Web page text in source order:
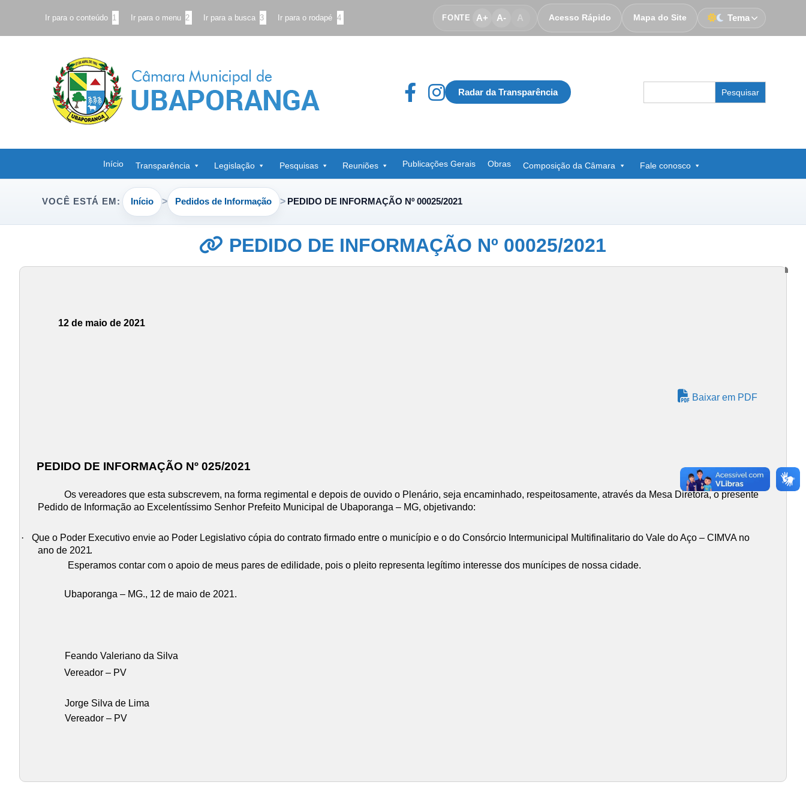
Ir para o conteúdo 1 Ir para o menu 2 Ir para a busca 3 Ir para o rodapé 4 FONTE A+ A- A Acesso Rápido Mapa do Site Tema
Radar da Transparência
for:
Início Transparência Legislação Pesquisas Reuniões Publicações Gerais Obras Composição da Câmara Fale conosco
VOCÊ ESTÁ EM: Início Pedidos de Informação PEDIDO DE INFORMAÇÃO Nº 00025/2021
PEDIDO DE INFORMAÇÃO Nº 00025/2021
12 de maio de 2021
Baixar em PDF
PEDIDO DE INFORMAÇÃO Nº 025/2021
Os vereadores que esta subscrevem, na forma regimental e depois de ouvido o Plenário, seja encaminhado, respeitosamente, através da Mesa Diretora, o presente
Pedido de Informação ao Excelentíssimo Senhor Prefeito Municipal de Ubaporanga – MG, objetivando:
·
Que o Poder Executivo envie ao Poder Legislativo cópia do contrato firmado entre o município e o do Consórcio Intermunicipal Multifinalitario do Vale do Aço – CIMVA no
ano de 2021.
Esperamos contar com o apoio de meus pares de edilidade, pois o pleito representa legítimo interesse dos munícipes de nossa cidade.
Ubaporanga – MG., 12 de maio de 2021.
Feando Valeriano da Silva
Vereador – PV
Jorge Silva de Lima
Vereador – PV